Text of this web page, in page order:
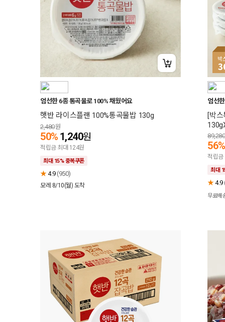
엄선한 6종 통곡물로 100% 채웠어요
햇반 라이스플랜 100%통곡물밥 130g
2,480원
50% 1,240원
적립금 최대 124원
최대 15% 중복쿠폰
★4.9(950)
모레 8/10(월) 도착
박
엄선
[박
89,280
56%
적립금
최대
★4.9
무료배